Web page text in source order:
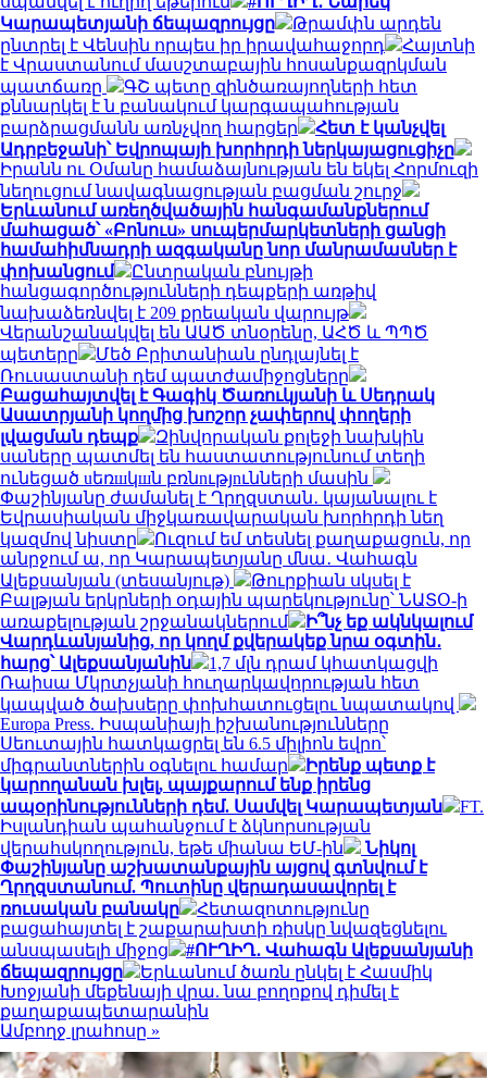
Կարապետյանի ճեպազրույցը
Թրամփն արդեն
ընտրել է Վենսին որպես իր իրավահաջորդ
Հայտնի
է Վրաստանում մասշտաբային հոսանքազրկման
պատճառը
ԳՇ պետը զինծառայողների հետ
քննարկել է ն բանակում կարգապահության
բարձրացմանն առնչվող հարցեր
Հետ է կանչվել
Ադրբեջանի՝ Եվրոպայի խորհրդի ներկայացուցիչը
Իրանն ու Օմանը համաձայնության են եկել Հորմուզի
նեղուցում նավագնացության բացման շուրջ
Երևանում առեղծվածային հանգամանքներում
մահացած՝ «Բոնուս» սուպերմարկետների ցանցի
համահիմնադրի ազգականը նոր մանրամասներ է
փոխանցում
Ընտրական բնույթի
հանցագործությունների դեպքերի առթիվ
նախաձեռնվել է 209 քրեական վարույթ
Վերանշանակվել են ԱԱԾ տնօրենը, ԱՀԾ և ՊՊԾ
պետերը
Մեծ Բրիտանիան ընդլայնել է
Ռուսաստանի դեմ պատժամիջոցները
Բացահայտվել է Գագիկ Ծառուկյանի և Սեդրակ
Ասատրյանի կողմից խոշոր չափերով փողերի
լվացման դեպք
Զինվորական քոլեջի նախկին
սաները պատմել են հաստատությունում տեղի
ունեցած uեռшկшն բռնnւթյnւնների մասին
Փաշինյանը ժամանել է Ղրղզստան․ կայանալու է
Եվրասիական միջկառավարական խորհրդի նեղ
կազմով նիստը
Ուզում եմ տեսնել քաղաքացուն, որ
անրջում ա, որ Կարապետյանը մնա․ Վահագն
Ալեքսանյան (տեսանյութ)
Թուրքիան սկսել է
Բալթյան երկրների օդային պարեկությունը՝ ՆԱՏՕ-ի
առաքելության շրջանակներում
Ի՞նչ եք ակնկալում
Վարդևանյանից, որ կողմ քվերակեք նրա օգտին․
հարց՝ Ալեքսանյանին
1,7 մլն դրամ կհատկացվի
Ռաիսա Մկրտչյանի հուղարկավորության հետ
կապված ծախսերը փոխհատուցելու նպատակով
Europa Press. Իսպանիայի իշխանությունները
Սեուտային հատկացրել են 6.5 միլիոն եվրո՝
միգրանտներին օգնելու համար
Իրենք պետք է
կարողանան խլել, պայքարում ենք իրենց
ապօրինությունների դեմ. Սամվել Կարապետյան
FT.
Իսլանդիան պահանջում է ձկնորսության
վերահսկողություն, եթե միանա ԵՄ-ին
Նիկոլ
Փաշինյանը աշխատանքային այցով գտնվում է
Ղրղզստանում. Պուտինը վերադասավորել է
ռուսական բանակը
Հետազոտությունը
բացահայտել է շաքարախտի ռիսկը նվազեցնելու
անսպասելի միջոց
#ՈՒՂԻՂ․ Վահագն Ալեքսանյանի
ճեպազրույցը
Երևանում ծառն ընկել է Հասմիկ
Խոջյանի մեքենայի վրա. նա բողոքով դիմել է
քաղաքապետարանին
Ամբողջ լրահոսը »